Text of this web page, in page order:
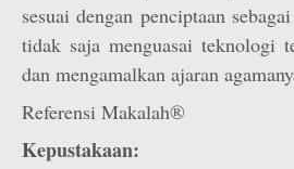
sesuai dengan penciptaan
tidak saja menguasai teknologi
dan mengamalkan ajaran
Referensi Makalah®
Kepustakaan: